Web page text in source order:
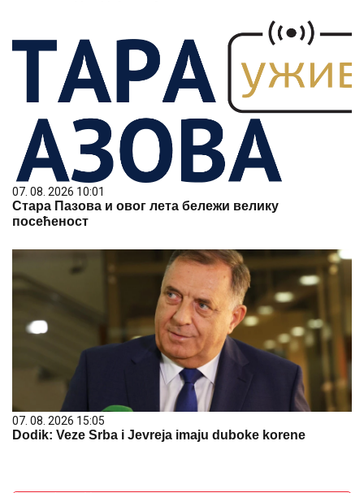
07. 08. 2026 10:01
Стара Пазова и овог лета бележи велику
посећеност
07. 08. 2026 15:05
Dodik: Veze Srba i Jevreja imaju duboke korene